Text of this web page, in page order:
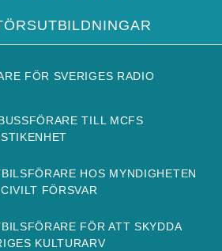
FÖR SVERIGES RADIO
TILL MCFS
HOS MYNDIGHETEN
FÖRSVAR
FÖR ATT SKYDDA
KULTURARV